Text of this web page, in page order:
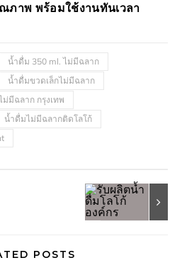
ภาพ พร้อมใช้งานทันเวลา
น้ำดื่ม 350 ml. ไม่มีฉลาก
น้ำดื่มขวดเล็กไม่มีฉลาก
มีฉลาก กรุงเทพ
น้ำดื่มไม่มีฉลากติดโลโก้
POSTS